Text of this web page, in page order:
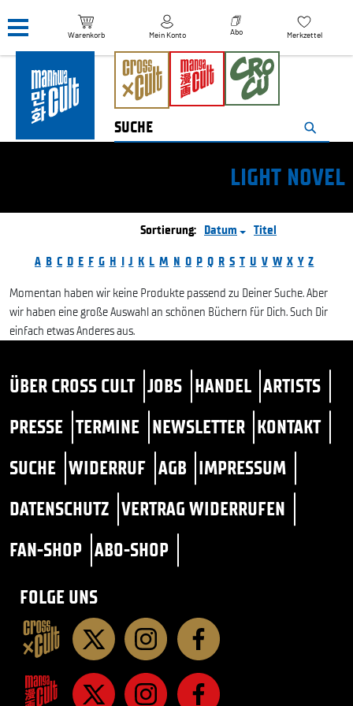
Warenkorb Mein Konto Abo Merkzettel
LIGHT NOVEL
Sortierung: Datum Titel
A B C D E F G H I J K L M N O P Q R S T U V W X Y Z
Momentan haben wir keine Produkte passend zu Deiner Suche. Aber
wir haben eine große Auswahl an schönen Büchern für Dich. Such Dir
einfach etwas Anderes aus.
ÜBER CROSS CULT JOBS HANDEL ARTISTS
PRESSE TERMINE NEWSLETTER KONTAKT
SUCHE WIDERRUF AGB IMPRESSUM
DATENSCHUTZ VERTRAG WIDERRUFEN
FAN-SHOP ABO-SHOP
FOLGE UNS